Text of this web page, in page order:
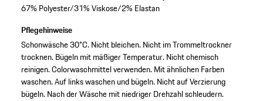
67% Polyester/31% Viskose/2% Elastan
Pflegehinweise
Schonwäsche 30°C. Nicht bleichen. Nicht im Trommeltrockner
trocknen. Bügeln mit mäßiger Temperatur. Nicht chemisch
reinigen. Colorwaschmittel verwenden. Mit ähnlichen Farben
waschen. Auf links waschen und bügeln. Nicht auf Verzierung
bügeln. Nach der Wäsche mit niedriger Drehzahl schleudern.